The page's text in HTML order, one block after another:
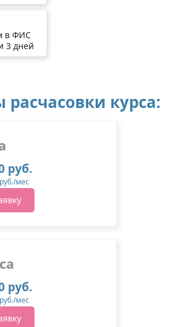
в ФИС
3 дней
расчасовки курса:
руб.
мес
руб.
мес